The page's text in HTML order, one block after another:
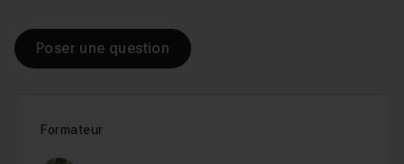
Formateur
Poser une question